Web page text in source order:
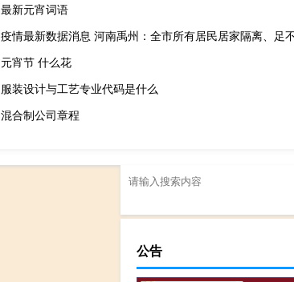
最新元宵词语
疫情最新数据消息 河南禹州：全市所有居民居家隔离、足
元宵节 什么花
服装设计与工艺专业代码是什么
混合制公司章程
公告